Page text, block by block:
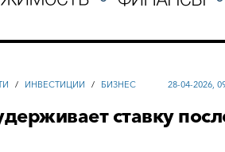
/ ИНВЕСТИЦИИ / БИЗНЕС 28-04-2026,
ставку